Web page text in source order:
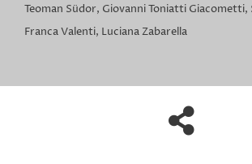
Teoman Südor, Giovanni Toniatti Giacometti,
Franca Valenti, Luciana Zabarella